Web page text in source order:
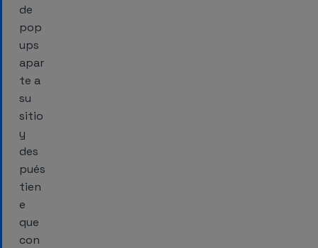
de
pop
ups
apar
te a
su
sitio
y
des
pués
tien
e
que
con